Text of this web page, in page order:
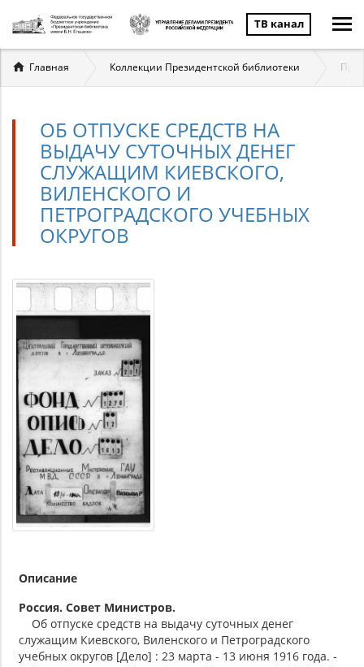
ТВ канал
Вы
здесь
Главная Коллекции Президентской библиотеки
ОБ ОТПУСКЕ СРЕДСТВ НА
ВЫДАЧУ СУТОЧНЫХ ДЕНЕГ
СЛУЖАЩИМ КИЕВСКОГО,
ВИЛЕНСКОГО И
ПЕТРОГРАДСКОГО УЧЕБНЫХ
ОКРУГОВ
Описание
Россия. Совет Министров.
Об отпуске средств на выдачу суточных денег
служащим Киевского, Виленского и Петроградского
учебных округов [Дело] : 23 марта - 13 июня 1916 года. -